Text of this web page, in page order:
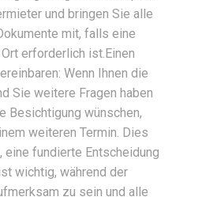
und bringen Sie alle
mit, falls eine
erforderlich ist.Einen
Wenn Ihnen die
Sie weitere Fragen haben
Besichtigung wünschen,
weiteren Termin. Dies
eine fundierte Entscheidung
wichtig, während der
zu sein und alle